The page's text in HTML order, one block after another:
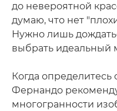
до невероятной
думаю, что нет
Нужно лишь
выбрать идеальный
Когда
Фернандо
многогранности